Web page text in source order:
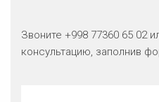
Звоните +998 77360 65 02
консультацию, заполнив